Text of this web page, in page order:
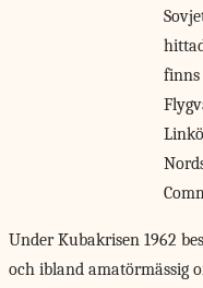
finns
Under Kubakrisen 1962
och ibland amatörmässig